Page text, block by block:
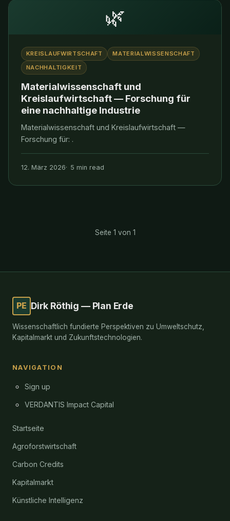
🌿
KREISLAUFWIRTSCHAFT
MATERIALWISSENSCHAFT
NACHHALTIGKEIT
Materialwissenschaft und
Kreislaufwirtschaft — Forschung für
eine nachhaltige Industrie
Materialwissenschaft und Kreislaufwirtschaft —
Forschung für: .
12. März 2026 5 min read
Seite 1 von 1
PE Dirk Röthig — Plan Erde
Wissenschaftlich fundierte Perspektiven zu Umweltschutz,
Kapitalmarkt und Zukunftstechnologien.
NAVIGATION
Sign up
VERDANTIS Impact Capital
Startseite
Agroforstwirtschaft
Carbon Credits
Kapitalmarkt
Künstliche Intelligenz